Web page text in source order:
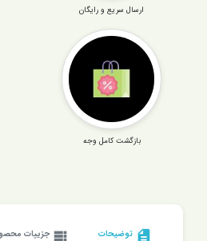
ارسال سریع و رایگان
بازگشت کامل وجه
description توضیحات view_list جزییات